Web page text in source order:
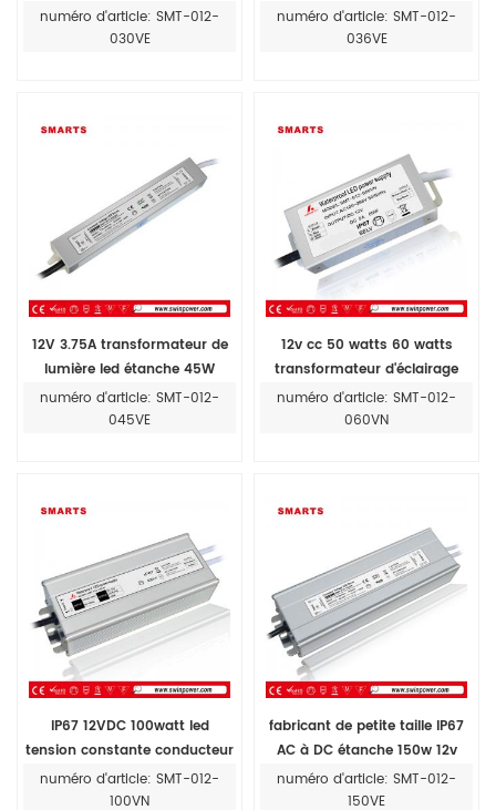
display ac to dc led driver
numéro d'article: SMT-012-
030VE
3A bande led alimentation IP67
36W 24V
numéro d'article: SMT-012-
036VE
12V 3.75A transformateur de
lumière led étanche 45W
alimentation led 24v
numéro d'article: SMT-012-
045VE
12v cc 50 watts 60 watts
transformateur d'éclairage
numéro d'article: SMT-012-
060VN
IP67 12VDC 100watt led
tension constante conducteur
numéro d'article: SMT-012-
100VN
fabricant de petite taille IP67
AC à DC étanche 150w 12v
12,5a alimentation led 24v
numéro d'article: SMT-012-
150VE